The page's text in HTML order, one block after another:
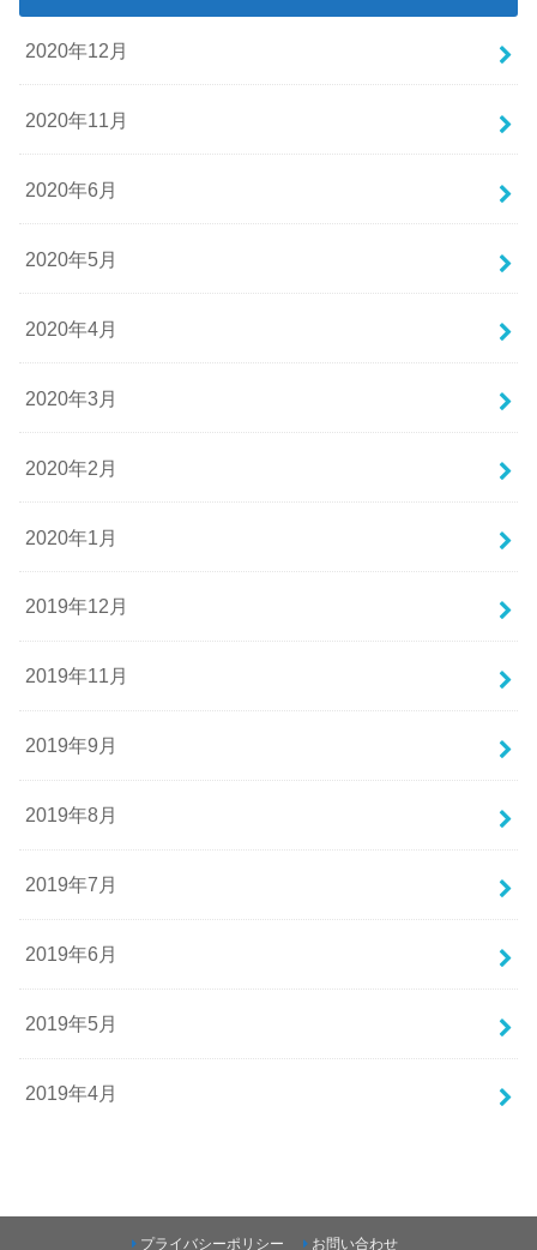
2020年12月
2020年11月
2020年6月
2020年5月
2020年4月
2020年3月
2020年2月
2020年1月
2019年12月
2019年11月
2019年9月
2019年8月
2019年7月
2019年6月
2019年5月
2019年4月
プライバシーポリシー お問い合わせ